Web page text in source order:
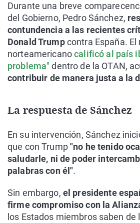
Durante una breve
del Gobierno, Pedro Sánchez,
contundencia a las recientes
Donald Trumpcontra España.
norteamericanocalificó al país
problema" dentro de la OTAN,
contribuir de manera justa a la
La respuesta de Sánchez
En su intervención, Sánchez
que con Trump"no he tenido
saludarle, ni de poder
palabras con él".
Sin embargo, el presidente
firme compromiso con la
los Estados miembros saben de